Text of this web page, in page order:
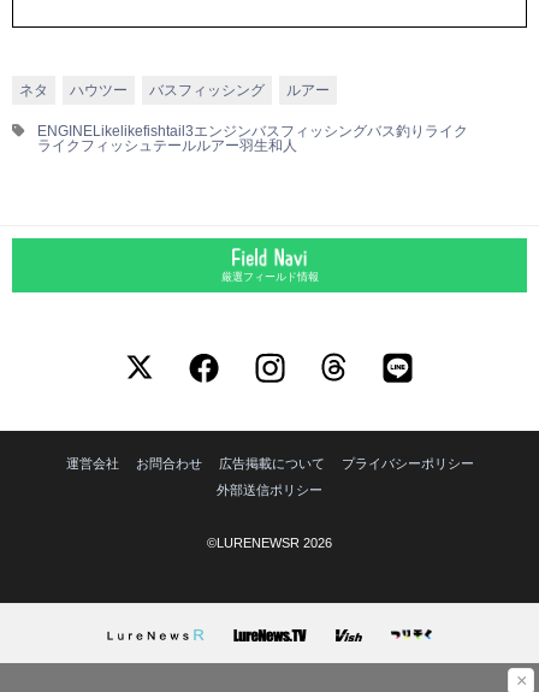
ネタ ハウツー バスフィッシング ルアー
ENGINELike likefishtail3エンジンバスフィッシングバス釣り ライク
ライクフィッシュテールルアー羽生和人
×
厳選フィールド情報
運営会社 お問合わせ 広告掲載について
プライバシーポリシー
外部送信ポリシー
©LURENEWSR 2026